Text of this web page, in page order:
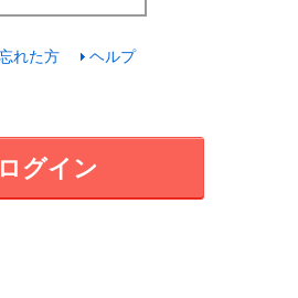
れた方 ヘルプ
ログイン